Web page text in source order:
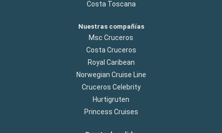
Costa Toscana
Nuestras compañías
Msc Cruceros
Costa Cruceros
Royal Caribean
Norwegian Cruise Line
Cruceros Celebrity
Hurtigruten
Princess Cruises